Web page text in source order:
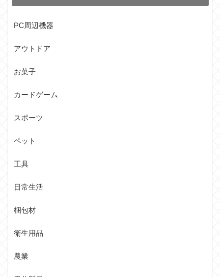
PC周辺機器
アウトドア
お菓子
カードゲーム
スポーツ
ペット
工具
日常生活
梱包材
衛生用品
農業